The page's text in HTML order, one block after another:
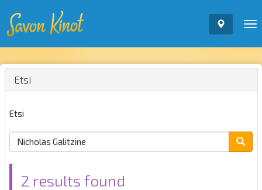
Etsi
Etsi
2 results found